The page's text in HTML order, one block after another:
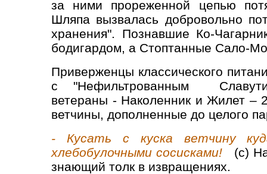
за ними прореженной цепью
Шляпа вызвалась добровольно
хранения". Познавшие Ко-
бодигардом, а Стоптанные Сало-
Приверженцы классического
с "Нефильтрованным
ветераны - Наколенник и Жилет –
ветчины, дополненные до целого
- Кусать с куска ветчину
хлебобулочными сосисками!
(с)
знающий толк в извращениях.